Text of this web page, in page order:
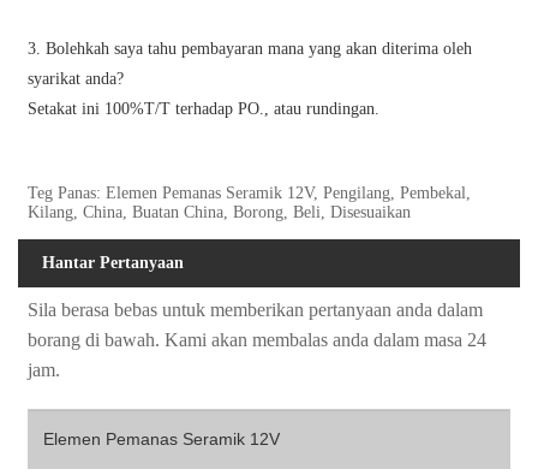
3. Bolehkah saya tahu pembayaran mana yang akan diterima oleh
syarikat anda?
Setakat ini 100%T/T terhadap PO., atau rundingan.
Teg Panas: Elemen Pemanas Seramik 12V, Pengilang, Pembekal,
Kilang, China, Buatan China, Borong, Beli, Disesuaikan
Hantar Pertanyaan
Sila berasa bebas untuk memberikan pertanyaan anda dalam
borang di bawah. Kami akan membalas anda dalam masa 24
jam.